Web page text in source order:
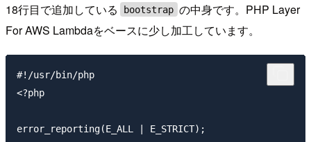
18行目で追加している bootstrap の中身です。PHP Layer
For AWS Lambdaをベースに少し加工しています。
#!/usr/bin/php
<?php
error_reporting(E_ALL | E_STRICT);